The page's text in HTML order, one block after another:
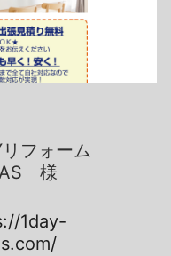
リフォーム
様
1day-